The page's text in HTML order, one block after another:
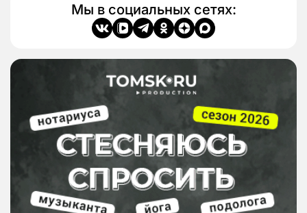
Мы в социальных сетях: